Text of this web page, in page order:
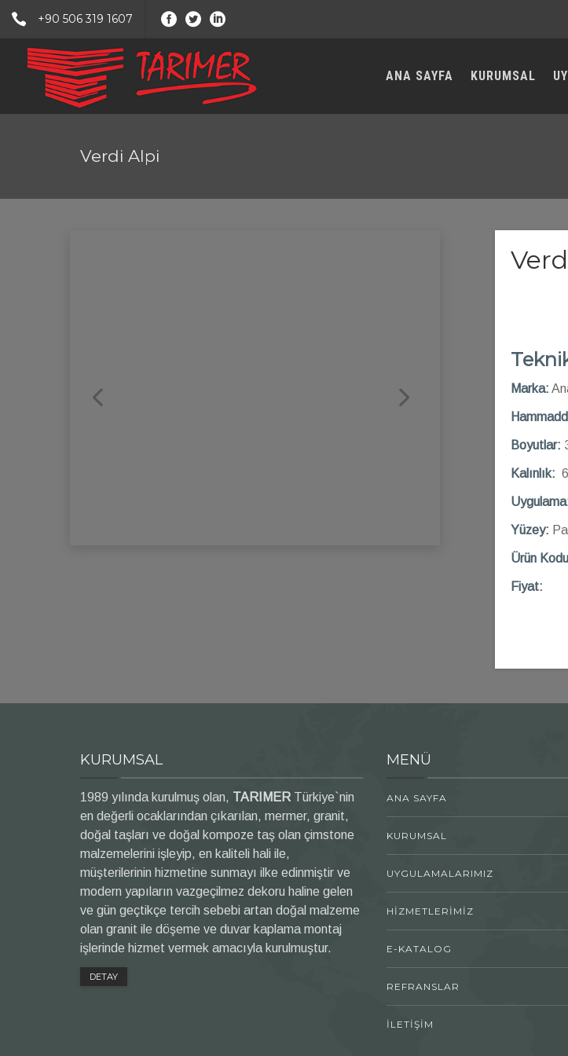
+90 506 319 1607
ANA SAYFA KURUMSAL
Verdi Alpi
Marka:
Boyutlar:
Kalınlık:
Yüzey:
Ürün Kod
Fiyat:
KURUMSAL
1989 yılında kurulmuş olan, TARIMER Türkiye`nin
en değerli ocaklarından çıkarılan, mermer, granit,
doğal taşları ve doğal kompoze taş olan çimstone
malzemelerini işleyip, en kaliteli hali ile,
müşterilerinin hizmetine sunmayı ilke edinmiştir ve
modern yapıların vazgeçilmez dekoru haline gelen
ve gün geçtikçe tercih sebebi artan doğal malzeme
olan granit ile döşeme ve duvar kaplama montaj
işlerinde hizmet vermek amacıyla kurulmuştur.
DETAY
MENÜ
ANA SAYFA
KURUMSAL
UYGULAMALARIMIZ
HİZMETLERİMİZ
E-KATALOG
REFRANSLAR
İLETİŞİM